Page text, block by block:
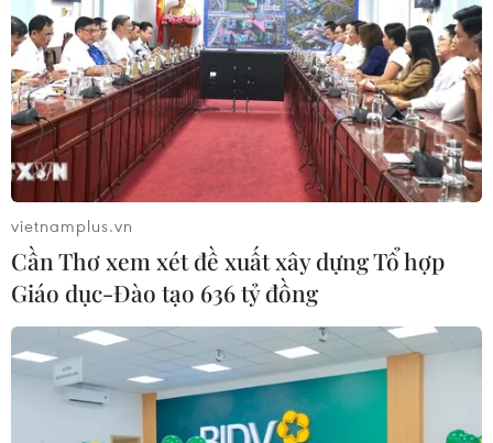
Rơi trực thăng tại vùng Viễn Đông của
Nga, có xảy ra thương vong
14/03/2024 03:54
vietnamplus.vn
Cần Thơ xem xét đề xuất xây dựng Tổ hợp
Giáo dục-Đào tạo 636 tỷ đồng